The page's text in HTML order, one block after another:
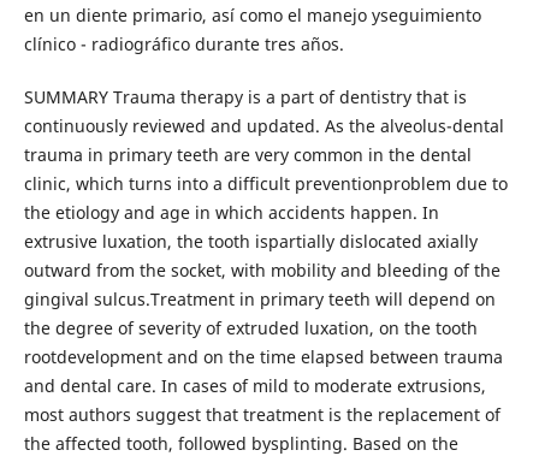
en un diente primario, así como el manejo yseguimiento
clínico - radiográfico durante tres años.
SUMMARY Trauma therapy is a part of dentistry that is
continuously reviewed and updated. As the alveolus-dental
trauma in primary teeth are very common in the dental
clinic, which turns into a difficult preventionproblem due to
the etiology and age in which accidents happen. In
extrusive luxation, the tooth ispartially dislocated axially
outward from the socket, with mobility and bleeding of the
gingival sulcus.Treatment in primary teeth will depend on
the degree of severity of extruded luxation, on the tooth
rootdevelopment and on the time elapsed between trauma
and dental care. In cases of mild to moderate extrusions,
most authors suggest that treatment is the replacement of
the affected tooth, followed bysplinting. Based on the